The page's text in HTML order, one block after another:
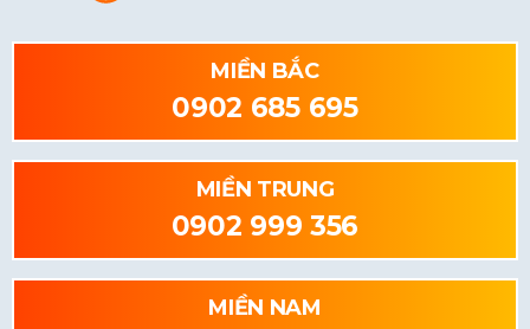
MIỀN BẮC
0902 685 695
MIỀN TRUNG
0902 999 356
MIỀN NAM